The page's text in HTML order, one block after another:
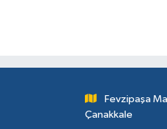
Fevzipaşa
Çanakkale